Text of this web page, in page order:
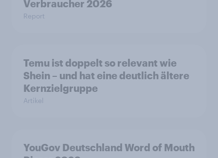
Verbraucher 2026
Report
Temu ist doppelt so relevant wie
Shein – und hat eine deutlich ältere
Kernzielgruppe
Artikel
YouGov Deutschland Word of Mouth